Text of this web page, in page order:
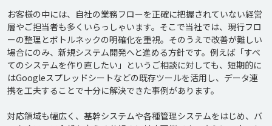
お客様の中には、自社の業務フローを正確に把握されていない経営
層やご担当者も多くいらっしゃいます。そこで当社では、現行フロ
ーの整理とボトルネックの明確化を重視。そのうえで改善が難しい
場合にのみ、新規システム開発へと進める方針です。例えば「すべ
てのシステムを作り直したい」というご相談に対しても、短期的に
はGoogleスプレッドシートなどの既存ツールを活用し、データ連
携を工夫することで十分に解決できた事例があります。
対応領域も幅広く、基幹システムや各種管理システムをはじめ、バ